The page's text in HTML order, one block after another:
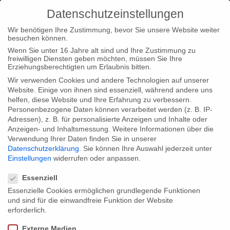
Home Type|News Type|Filmnews
Khalo Matabane
nominated from the German Academy of Television
Khalo Matabane nominated from the
German Academy of Television
The German Academy of Television nominated director Khalo
Matabane for his work in ‘Nelson Mandela: the myth & me’.
Datenschutzeinstellungen
Wir benötigen Ihre Zustimmung, bevor Sie unsere Website weiter
besuchen können.
Wenn Sie unter 16 Jahre alt sind und Ihre Zustimmung zu
freiwilligen Diensten geben möchten, müssen Sie Ihre
Erziehungsberechtigten um Erlaubnis bitten.
Wir verwenden Cookies und andere Technologien auf unserer
Website. Einige von ihnen sind essenziell, während andere uns
helfen, diese Website und Ihre Erfahrung zu verbessern.
Personenbezogene Daten können verarbeitet werden (z. B. IP-
Adressen), z. B. für personalisierte Anzeigen und Inhalte oder
Anzeigen- und Inhaltsmessung. Weitere Informationen über die
Verwendung Ihrer Daten finden Sie in unserer
Datenschutzerklärung
Sie können Ihre Auswahl jederzeit unter
Einstellungen widerrufen oder anpassen.
Essenziell
Essenzielle Cookies ermöglichen grundlegende Funktionen
und sind für die einwandfreie Funktion der Website
erforderlich.